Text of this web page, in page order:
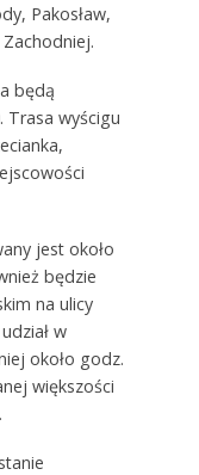
Pakosław,
będą
Trasa wyścigu
jest około
będzie
na ulicy
w
około godz.
większości